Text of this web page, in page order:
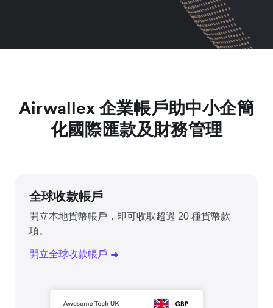
Airwallex 企業帳戶助中小企簡
化國際匯款及財務管理
全球收款帳戶
開立本地貨幣帳戶，即可收取超過 20 種貨幣款
項。
開立全球收款帳戶